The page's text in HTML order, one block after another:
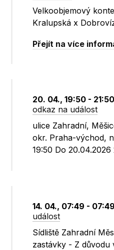
Velkoobjemový
Kralupská x
Přejít na více
20. 04., 19:50 - 21:50
odkaz na událost
ulice Zahradní,
okr. Praha-východ,
19:50 Do 20.04.2026
14. 04., 07:49 - 07:49
událost
Sídliště Zahradní
zastávky - Z důvodu